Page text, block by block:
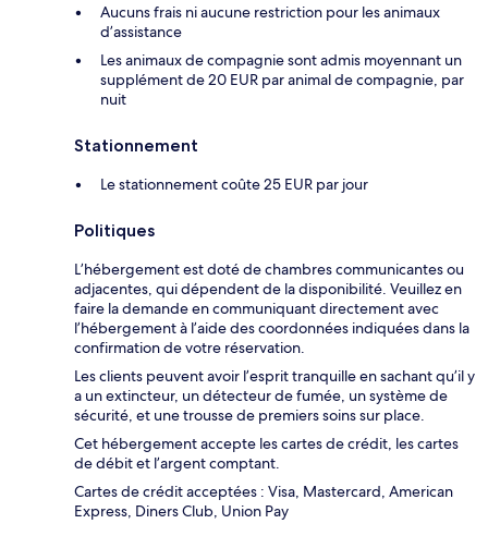
Aucuns frais ni aucune restriction pour les animaux
d’assistance
Les animaux de compagnie sont admis moyennant un
supplément de 20 EUR par animal de compagnie, par
nuit
Stationnement
Le stationnement coûte 25 EUR par jour
Politiques
L’hébergement est doté de chambres communicantes ou
adjacentes, qui dépendent de la disponibilité. Veuillez en
faire la demande en communiquant directement avec
l’hébergement à l’aide des coordonnées indiquées dans la
confirmation de votre réservation.
Les clients peuvent avoir l’esprit tranquille en sachant qu’il y
a un extincteur, un détecteur de fumée, un système de
sécurité, et une trousse de premiers soins sur place.
Cet hébergement accepte les cartes de crédit, les cartes
de débit et l’argent comptant.
Cartes de crédit acceptées : Visa, Mastercard, American
Express, Diners Club, Union Pay